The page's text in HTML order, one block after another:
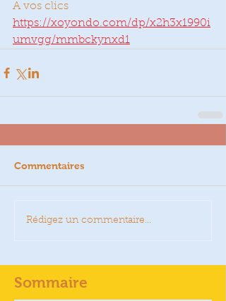
A vos clics
https://xoyondo.com/dp/x2h3x1990i
umvgg/mmbckynxd1
Commentaires
Rédigez un commentaire...
Sommaire